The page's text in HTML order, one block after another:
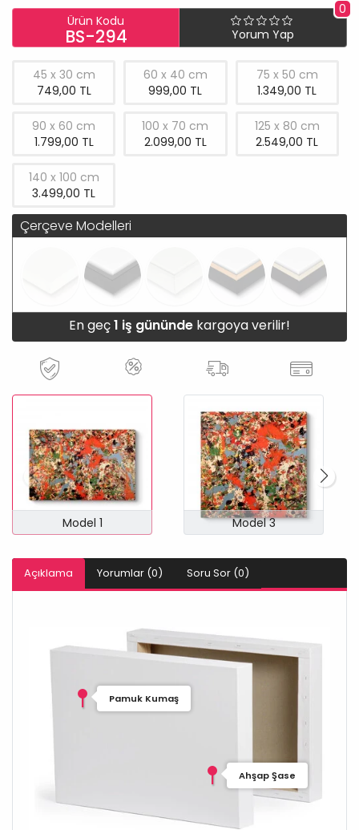
Ürün Kodu
BS-294
0
Yorum Yap
45 x 30 cm
749,00 TL
60 x 40 cm
999,00 TL
75 x 50 cm
1.349,00 TL
90 x 60 cm
1.799,00 TL
100 x 70 cm
2.099,00 TL
125 x 80 cm
2.549,00 TL
140 x 100 cm
3.499,00 TL
Çerçeve Modelleri
En geç1 iş gününde kargoya verilir!
Model 1 Model 3
Açıklama Yorumlar (0) Soru Sor (0)
Pamuk Kumaş
Ahşap Şase